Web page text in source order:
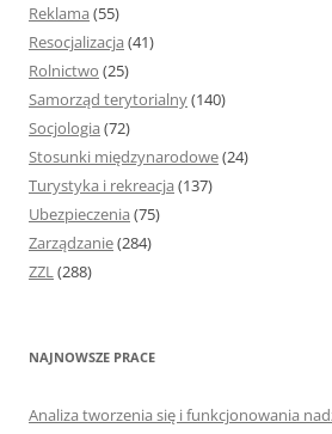
Reklama (55)
Resocjalizacja (41)
Rolnictwo (25)
Samorząd terytorialny(140)
Socjologia (72)
Stosunki międzynarodowe(24)
Turystyka i rekreacja (137)
Ubezpieczenia (75)
Zarządzanie(284)
ZZL(288)
NAJNOWSZE PRACE
Analiza tworzenia się i funkcjonowania